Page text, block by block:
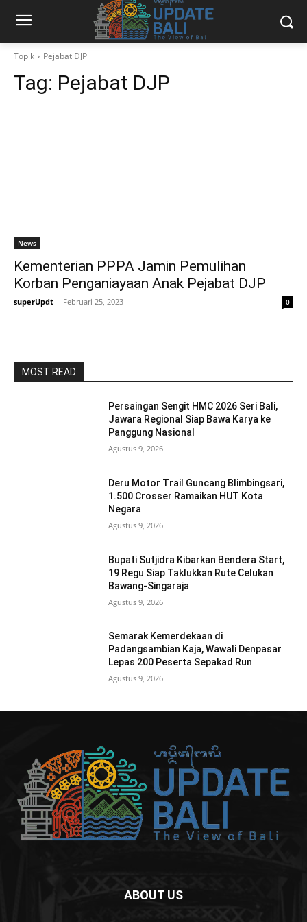
Topik Pejabat DJP
Tag: Pejabat DJP
News
Kementerian PPPA Jamin Pemulihan
Korban Penganiayaan Anak Pejabat DJP
superUpdt - Februari 25, 2023 0
MOST READ
Persaingan Sengit HMC 2026 Seri Bali,
Jawara Regional Siap Bawa Karya ke
Panggung Nasional
Agustus 9, 2026
Deru Motor Trail Guncang Blimbingsari,
1.500 Crosser Ramaikan HUT Kota
Negara
Agustus 9, 2026
Bupati Sutjidra Kibarkan Bendera Start,
19 Regu Siap Taklukkan Rute Celukan
Bawang-Singaraja
Agustus 9, 2026
Semarak Kemerdekaan di
Padangsambian Kaja, Wawali Denpasar
Lepas 200 Peserta Sepakad Run
Agustus 9, 2026
ABOUT US